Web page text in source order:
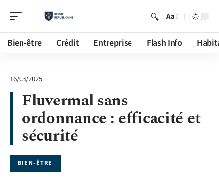
Aa
Bien-être Crédit Entreprise Flash Info
16/03/2025
Fluvermal sans
ordonnance : efficacité et
sécurité
BIEN-ÊTRE